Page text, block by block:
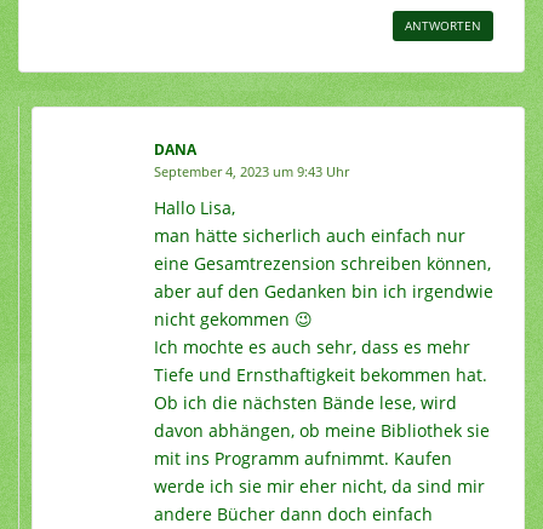
ANTWORTEN
DANA
September 4, 2023 um 9:43 Uhr
Hallo Lisa,
man hätte sicherlich auch einfach nur
eine Gesamtrezension schreiben können,
aber auf den Gedanken bin ich irgendwie
nicht gekommen 😉
Ich mochte es auch sehr, dass es mehr
Tiefe und Ernsthaftigkeit bekommen hat.
Ob ich die nächsten Bände lese, wird
davon abhängen, ob meine Bibliothek sie
mit ins Programm aufnimmt. Kaufen
werde ich sie mir eher nicht, da sind mir
andere Bücher dann doch einfach